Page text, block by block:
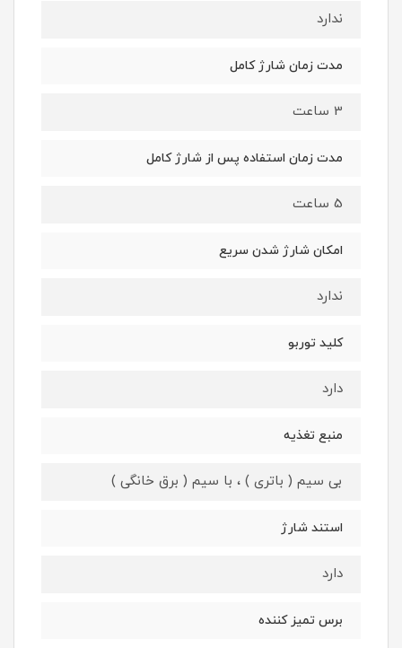
ندارد
مدت زمان شارژ کامل
3 ساعت
مدت زمان استفاده پس از شارژ کامل
5 ساعت
امکان شارژ شدن سریع
ندارد
کلید توربو
دارد
منبع تغذیه
بی سیم ( باتری ) ، با سیم ( برق خانگی )
استند شارژ
دارد
برس تمیز کننده